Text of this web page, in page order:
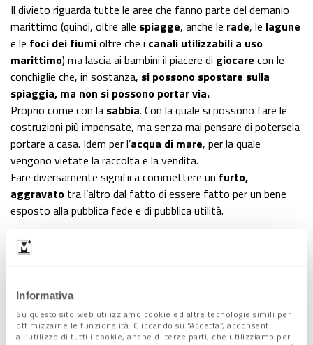
Informativa
Su questo sito web utilizziamo cookie ed altre tecnologie simili per
ottimizzarne le funzionalità. Cliccando su “Accetta”, acconsenti
all’utilizzo di tutti i cookie, anche di terze parti, che utilizziamo per
Il divieto riguarda tutte le aree che fanno parte del demanio
marittimo (quindi, oltre alle spiagge, anche le rade, le lagune
e le foci dei fiumioltre che i canali utilizzabili a uso
marittimo) ma lascia ai bambini il piacere di giocare con le
conchiglie che, in sostanza, si possono spostare sulla
spiaggia, ma non si possono portar via.
Proprio come con la sabbia. Con la quale si possono fare le
costruzioni più impensate, ma senza mai pensare di potersela
portare a casa. Idem per l’acqua di mare, per la quale
vengono vietate la raccolta e la vendita.
Fare diversamente significa commettere un furto,
aggravato tra l’altro dal fatto di essere fatto per un bene
esposto alla pubblica fede e di pubblica utilità.